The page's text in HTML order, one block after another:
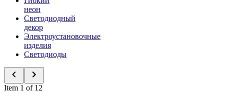
неон
Светодиодный
декор
Электроустановочные
изделия
Светодиоды
Item 1 of 12